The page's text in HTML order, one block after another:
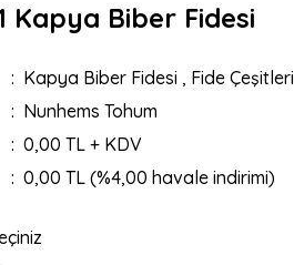
Kapya Biber Fidesi
Kapya Biber Fidesi , Fide Çeşitleri
Nunhems Tohum
0,00 TL + KDV
0,00 TL (%4,00 havale indirimi)